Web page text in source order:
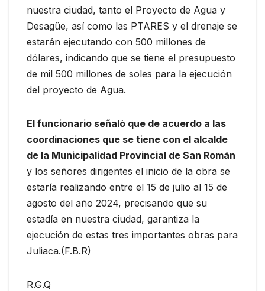
nuestra ciudad, tanto el Proyecto de Agua y
Desagüe, así como las PTARES y el drenaje se
estarán ejecutando con 500 millones de
dólares, indicando que se tiene el presupuesto
de mil 500 millones de soles para la ejecución
del proyecto de Agua.
El funcionario señalò que de acuerdo a las
coordinaciones que se tiene con el alcalde
de la Municipalidad Provincial de San Román
y los señores dirigentes el inicio de la obra se
estaría realizando entre el 15 de julio al 15 de
agosto del año 2024, precisando que su
estadía en nuestra ciudad, garantiza la
ejecución de estas tres importantes obras para
Juliaca.(F.B.R)
R.G.Q